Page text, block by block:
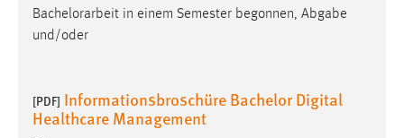
Bachelorarbeit in einem Semester begonnen, Abgabe
und/oder
[PDF] Informationsbroschüre Bachelor Digital
Healthcare Management
Sprachpräferenz
site-language-preference